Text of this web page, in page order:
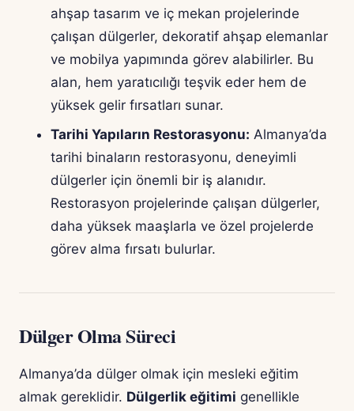
ahşap tasarım ve iç mekan projelerinde
çalışan dülgerler, dekoratif ahşap elemanlar
ve mobilya yapımında görev alabilirler. Bu
alan, hem yaratıcılığı teşvik eder hem de
yüksek gelir fırsatları sunar.
Tarihi Yapıların Restorasyonu: Almanya’da
tarihi binaların restorasyonu, deneyimli
dülgerler için önemli bir iş alanıdır.
Restorasyon projelerinde çalışan dülgerler,
daha yüksek maaşlarla ve özel projelerde
görev alma fırsatı bulurlar.
Dülger Olma Süreci
Almanya’da dülger olmak için mesleki eğitim
almak gereklidir. Dülgerlik eğitimi genellikle